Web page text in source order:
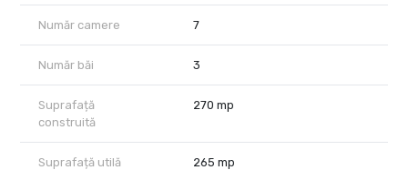
activitate comercială B2B
firmă de distribuție
companii tehnice / operaționale
importatori / firme cu activitate mixtă birou + operațional
Număr camere 7
Număr băi 3
Suprafață
construită
270 mp
Suprafață utilă 265 mp